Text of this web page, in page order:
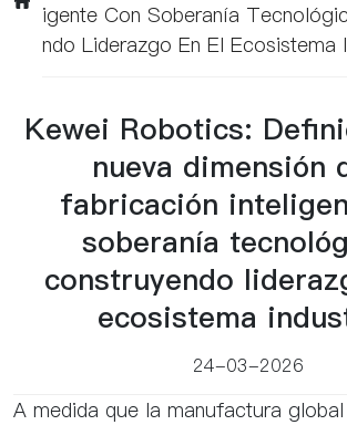
Igente Con Soberanía
Ndo Liderazgo En El Ecosistema
Kewei Robotics:
nueva dimensión
fabricación
soberanía
construyendo
ecosistema
24-03-2026
A medida que la manufactura